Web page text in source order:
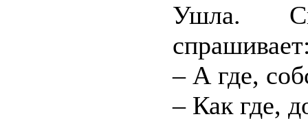
Ушла.
– А где,
– Как где,